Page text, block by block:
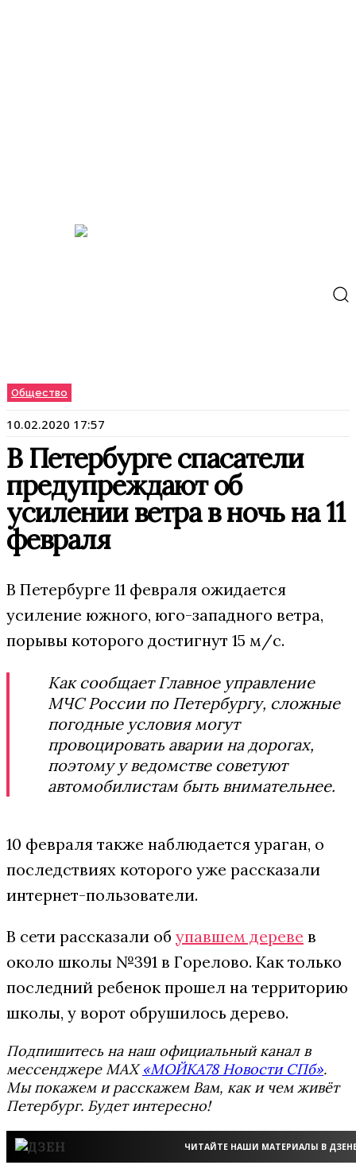
Общество
10.02.2020 17:57
В Петербурге спасатели
предупреждают об
усилении ветра в ночь на 11
февраля
В Петербурге 11 февраля ожидается
усиление южного, юго-западного ветра,
порывы которого достигнут 15 м/с.
Как сообщает Главное управление
МЧС России по Петербургу, сложные
погодные условия могут
провоцировать аварии на дорогах,
поэтому у ведомстве советуют
автомобилистам быть внимательнее.
10 февраля также наблюдается ураган, о
последствиях которого уже рассказали
интернет-пользователи.
В сети рассказали об упавшем дереве в
около школы №391 в Горелово. Как только
последний ребенок прошел на территорию
школы, у ворот обрушилось дерево.
Подпишитесь на наш официальный канал в
мессенджере MAX«МОЙКА78 Новости СПб».
Мы покажем и расскажем Вам, как и чем живёт
Петербург. Будет интересно!
ЧИТАЙТЕ НАШИ МАТЕРИАЛЫ В